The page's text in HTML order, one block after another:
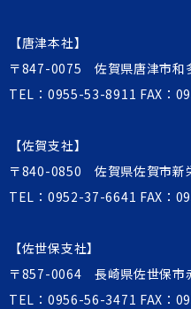
【唐津本社】
〒847-0075 佐賀県唐津市和
TEL： 0955-53-8911 FAX：
【佐賀支社】
〒840-0850 佐賀県佐賀市新
TEL： 0952-37-6641 FAX：
【佐世保支社】
〒857-0064 長崎県佐世保市
TEL： 0956-56-3471 FAX：